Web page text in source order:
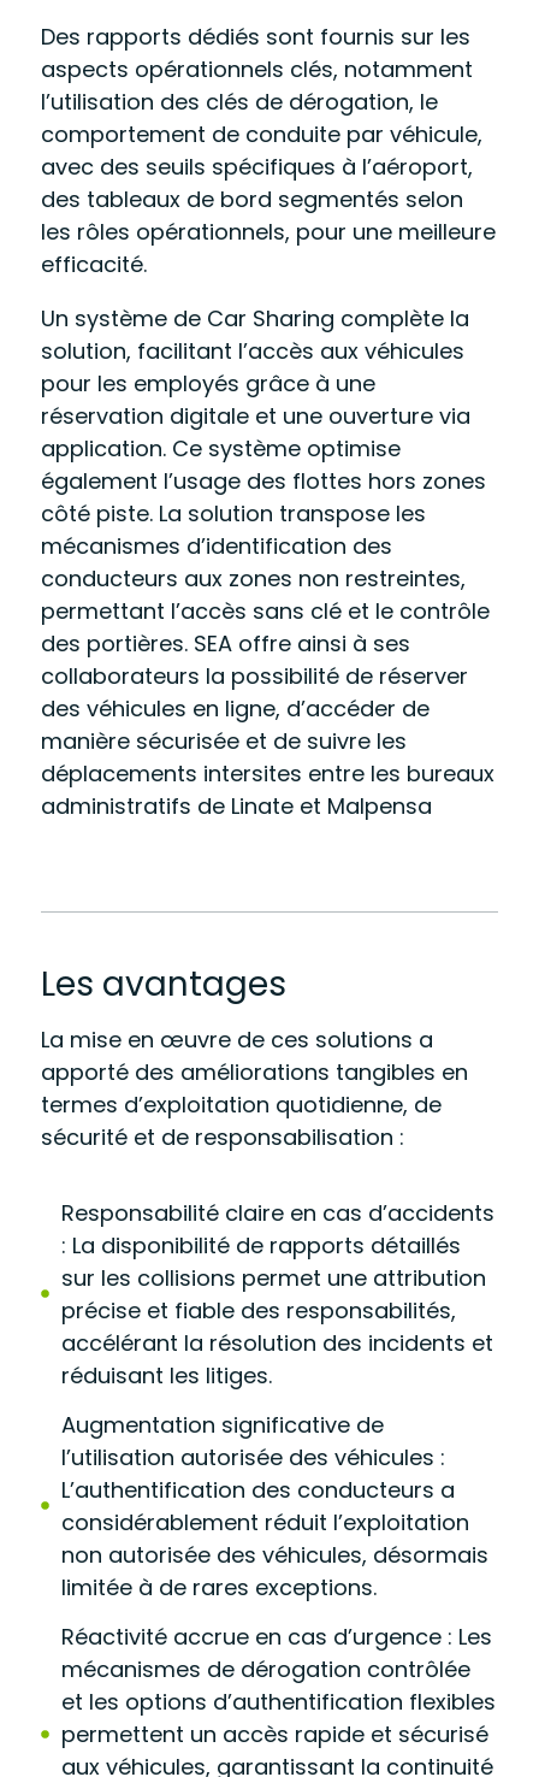
Des rapports dédiés sont fournis sur les
aspects opérationnels clés, notamment
l’utilisation des clés de dérogation, le
comportement de conduite par véhicule,
avec des seuils spécifiques à l’aéroport,
des tableaux de bord segmentés selon
les rôles opérationnels, pour une meilleure
efficacité.
Un système de Car Sharing complète la
solution, facilitant l’accès aux véhicules
pour les employés grâce à une
réservation digitale et une ouverture via
application. Ce système optimise
également l’usage des flottes hors zones
côté piste. La solution transpose les
mécanismes d’identification des
conducteurs aux zones non restreintes,
permettant l’accès sans clé et le contrôle
des portières. SEA offre ainsi à ses
collaborateurs la possibilité de réserver
des véhicules en ligne, d’accéder de
manière sécurisée et de suivre les
déplacements intersites entre les bureaux
administratifs de Linate et Malpensa
Les avantages
La mise en œuvre de ces solutions a
apporté des améliorations tangibles en
termes d’exploitation quotidienne, de
sécurité et de responsabilisation :
Responsabilité claire en cas d’accidents
: La disponibilité de rapports détaillés
sur les collisions permet une attribution
précise et fiable des responsabilités,
accélérant la résolution des incidents et
réduisant les litiges.
Augmentation significative de
l’utilisation autorisée des véhicules :
L’authentification des conducteurs a
considérablement réduit l’exploitation
non autorisée des véhicules, désormais
limitée à de rares exceptions.
Réactivité accrue en cas d’urgence : Les
mécanismes de dérogation contrôlée
et les options d’authentification flexibles
permettent un accès rapide et sécurisé
aux véhicules, garantissant la continuité